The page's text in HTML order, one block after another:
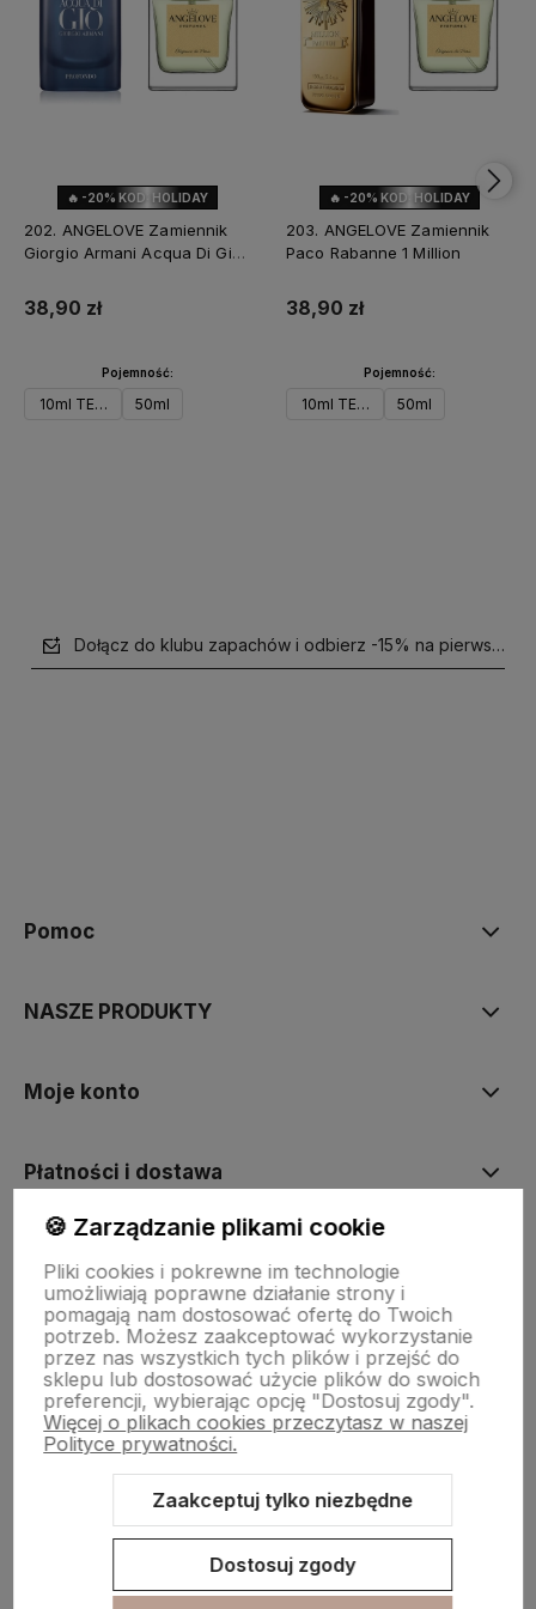
🔥 -20% KOD: HOLIDAY
202. ANGELOVE Zamiennik
Giorgio Armani Acqua Di Gio
38,90 zł
Pojemność:
10ml TESTER 50ml
🔥 -20% KOD: HOLIDAY
203. ANGELOVE Zamiennik
Paco Rabanne 1 Million
38,90 zł
Pojemność:
10ml TESTER 50ml
Dołącz do klubu zapachów i odbierz -15% na pierwsze
Pomoc
NASZE PRODUKTY
Moje konto
Płatności i dostawa
O nas
Sklep internetowy Shoper.pl Szablon Shoper Modern 3.0™
🍪 Zarządzanie plikami cookie
Pliki cookies i pokrewne im technologie
umożliwiają poprawne działanie strony i
pomagają nam dostosować ofertę do Twoich
potrzeb. Możesz zaakceptować wykorzystanie
przez nas wszystkich tych plików i przejść do
sklepu lub dostosować użycie plików do swoich
preferencji, wybierając opcję "Dostosuj zgody".
Więcej o plikach cookies przeczytasz w naszej
Polityce prywatności.
Zaakceptuj tylko niezbędne
Dostosuj zgody